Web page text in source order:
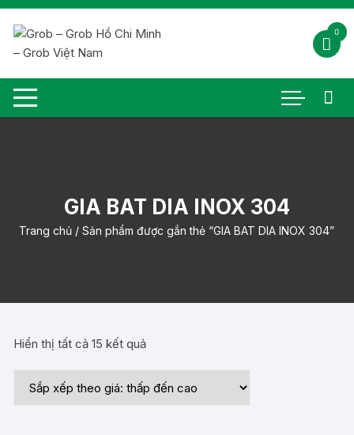
Chuyển
0
GIA BAT DIA INOX 304
Trang chủ / Sản phẩm được gắn thẻ “GIA BAT DIA INOX 304”
Hiển thị tất cả 15 kết quảĐã
xếp